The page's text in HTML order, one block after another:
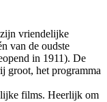
vriendelijke
van de oudste
in 1911). De
groot, het programma
films. Heerlijk om